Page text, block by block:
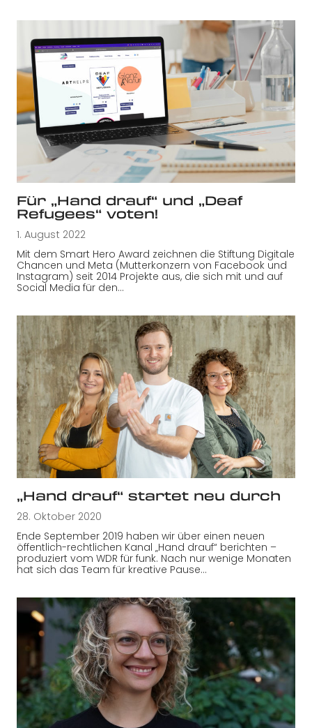
Für „Hand drauf“ und „Deaf
Refugees“ voten!
1. August 2022
Mit dem Smart Hero Award zeichnen die Stiftung Digitale
Chancen und Meta (Mutterkonzern von Facebook und
Instagram) seit 2014 Projekte aus, die sich mit und auf
Social Media für den…
„Hand drauf“ startet neu durch
28. Oktober 2020
Ende September 2019 haben wir über einen neuen
öffentlich-rechtlichen Kanal „Hand drauf“ berichten –
produziert vom WDR für funk. Nach nur wenige Monaten
hat sich das Team für kreative Pause…